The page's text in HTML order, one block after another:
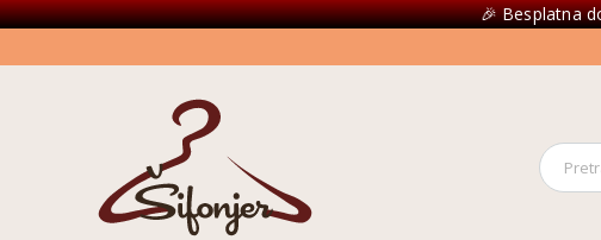
🎉 Besplatna